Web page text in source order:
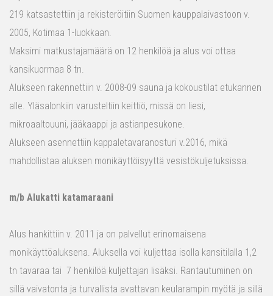
219 katsastettiin ja rekisteröitiin Suomen kauppalaivastoon v.
2005, Kotimaa 1-luokkaan.
Maksimi matkustajamäärä on 12 henkilöä ja alus voi ottaa
kansikuormaa 8 tn.
Alukseen rakennettiin v. 2008-09 sauna ja kokoustilat etukannen
alle. Yläsalonkiin varusteltiin keittiö, missä on liesi,
mikroaaltouuni, jääkaappi ja astianpesukone.
Alukseen asennettiin kappaletavaranosturi v.2016, mikä
mahdollistaa aluksen monikäyttöisyyttä vesistökuljetuksissa.
m/b Alukatti katamaraani
Alus hankittiin v. 2011 ja on palvellut erinomaisena
monikäyttöaluksena. Aluksella voi kuljettaa isolla kansitilalla 1,2
tn tavaraa tai 7 henkilöä kuljettajan lisäksi. Rantautuminen on
sillä vaivatonta ja turvallista avattavan keularampin myötä ja sillä